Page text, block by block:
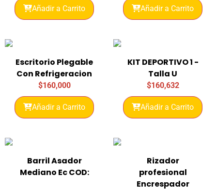
Añadir a Carrito Añadir a Carrito
Escritorio Plegable
Con Refrigeracion
$160,000
Añadir a Carrito
KIT DEPORTIVO 1 -
Talla U
$160,632
Añadir a Carrito
Barril Asador
Mediano Ec COD:
Rizador
profesional
Encrespador